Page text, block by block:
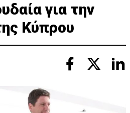
για την
Κύπρου